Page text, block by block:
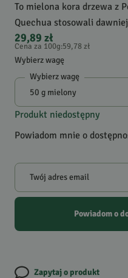
To mielona kora drzewa z
Quechua stosowali
29,89 zł
Cena za 100g:59,78 zł
Wybierz wagę
Wybierz wagę
Produkt niedostępny
Powiadom mnie o
Twój adres email
Powiadom o
Zapytaj o produkt